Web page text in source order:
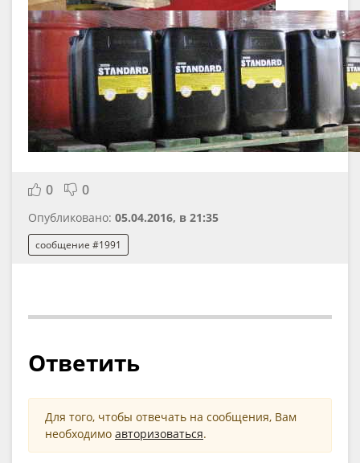
0 0
Опубликовано: 05.04.2016, в 21:35
сообщение #1991
Ответить
Для того, чтобы отвечать на сообщения, Вам
необходимо авторизоваться.